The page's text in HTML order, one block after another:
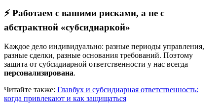
⚡ Работаем с вашими рисками, а не с
абстрактной «субсидиаркой»
Каждое дело индивидуально: разные периоды управления,
разные сделки, разные основания требований. Поэтому
защита от субсидиарной ответственности у нас всегда
персонализирована.
Читайте также: Главбух и субсидиарная ответственность:
когда привлекают и как защищаться